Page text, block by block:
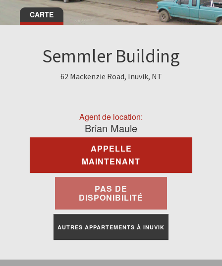
Investisseurs
À Louer
Contactez-Nous
Portail Des Résidents
CARTE
Semmler Building
62 Mackenzie Road, Inuvik, NT
Agent de location:
Brian Maule
APPELLE
MAINTENANT
PAS DE
DISPONIBILITÉ
AUTRES APPARTEMENTS À INUVIK